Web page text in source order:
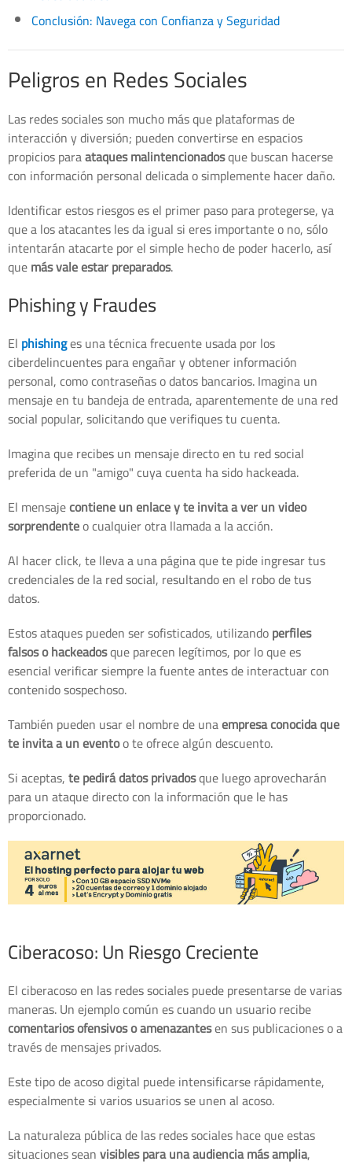
Conclusión: Navega con Confianza y Seguridad
Peligros en Redes Sociales
Las redes sociales son mucho más que plataformas de
interacción y diversión; pueden convertirse en espacios
propicios paraataques malintencionadosque buscan hacerse
con información personal delicada o simplemente hacer daño.
Identificar estos riesgos es el primer paso para protegerse, ya
que a los atacantes les da igual si eres importante o no, sólo
intentarán atacarte por el simple hecho de poder hacerlo, así
quemás vale estar preparados.
Phishing y Fraudes
El phishinges una técnica frecuente usada por los
ciberdelincuentes para engañar y obtener información
personal, como contraseñas o datos bancarios. Imagina un
mensaje en tu bandeja de entrada, aparentemente de una red
social popular, solicitando que verifiques tu cuenta.
Imagina que recibes un mensaje directo en tu red social
preferida de un "amigo" cuya cuenta ha sido hackeada.
El mensajecontiene un enlace y te invita a ver un video
sorprendenteo cualquier otra llamada a la acción.
Al hacer click, te lleva a una página que te pide ingresar tus
credenciales de la red social, resultando en el robo de tus
datos.
Estos ataques pueden ser sofisticados, utilizandoperfiles
falsos o hackeadosque parecen legítimos, por lo que es
esencial verificar siempre la fuente antes de interactuar con
contenido sospechoso.
También pueden usar el nombre de unaempresa conocida que
te invita a un eventoo te ofrece algún descuento.
Si aceptas,te pedirá datos privadosque luego aprovecharán
para un ataque directo con la información que le has
proporcionado.
Ciberacoso: Un Riesgo Creciente
El ciberacoso en las redes sociales puede presentarse de varias
maneras. Un ejemplo común es cuando un usuario recibe
comentarios ofensivos o amenazantesen sus publicaciones o a
través de mensajes privados.
Este tipo de acoso digital puede intensificarse rápidamente,
especialmente si varios usuarios se unen al acoso.
La naturaleza pública de las redes sociales hace que estas
situaciones seanvisibles para una audiencia más amplia,